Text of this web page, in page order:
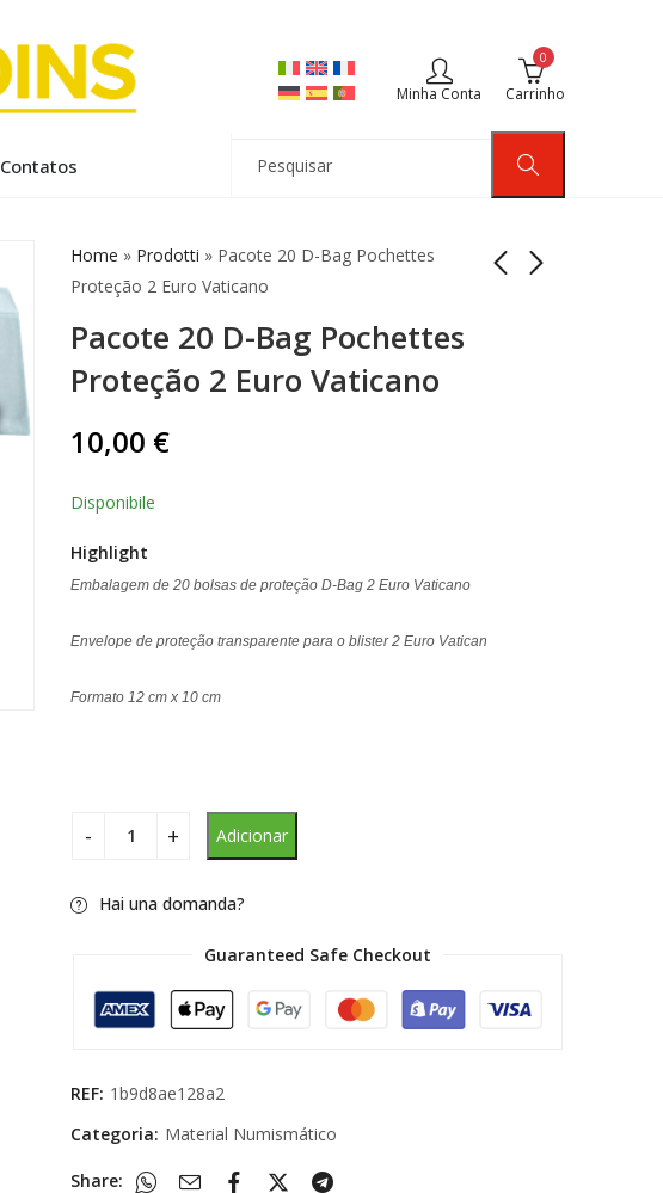
Minha Conta
0
Carrinho
Contatos
Home » Prodotti » Pacote 20 D-Bag Pochettes
Proteção 2 Euro Vaticano
Pacote 20 D-Bag Pochettes
Proteção 2 Euro Vaticano
2 Libras de Ouro Grã-
Bretanha Rainha
Isabel 917/1000
Ouro esterlino 2019
Isabel 917/1000
10,00 €
Disponibile
Highlight
Embalagem de 20 bolsas de proteção D-Bag 2 Euro Vaticano
Envelope de proteção transparente para o blister 2 Euro Vatican
Formato 12 cm x 10 cm
Adicionar
Hai una domanda?
Guaranteed Safe Checkout
REF: 1b9d8ae128a2
Categoria: Material Numismático
Share: